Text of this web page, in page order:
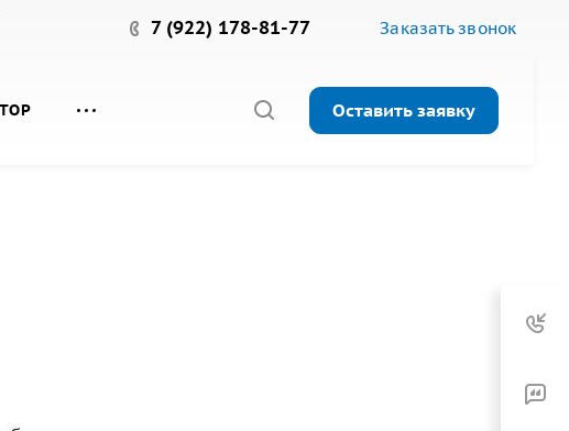
7 (922) 178-81-77 Заказать звонок
Оставить заявку